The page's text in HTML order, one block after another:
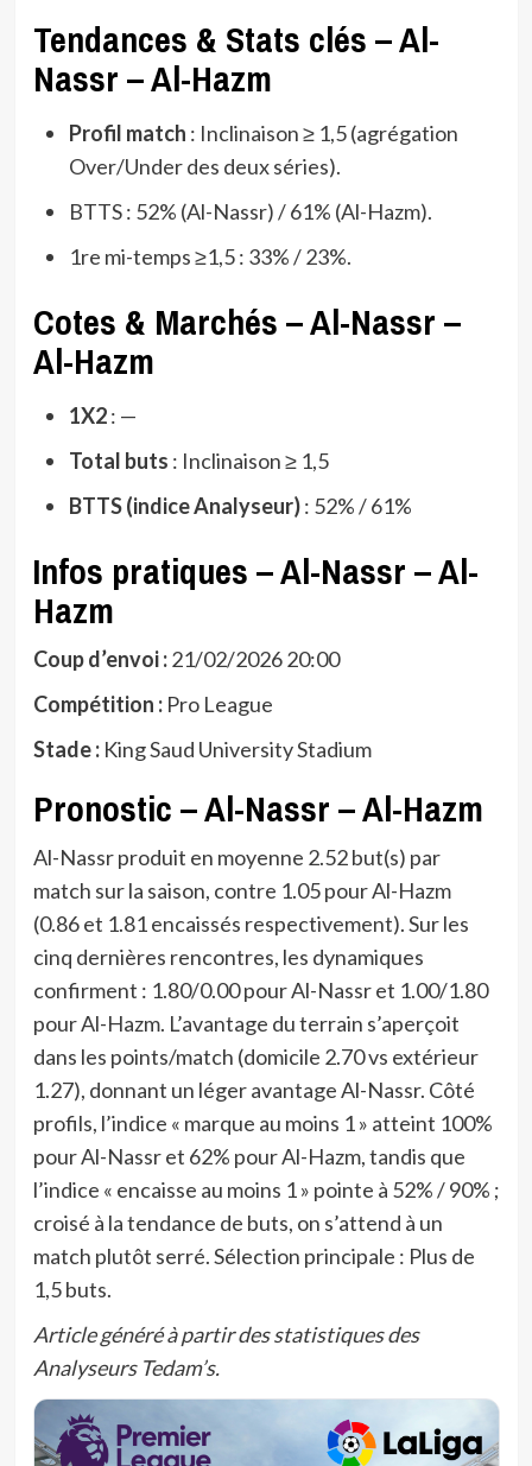
Tendances & Stats clés – Al-
Nassr – Al-Hazm
Profil match : Inclinaison ≥ 1,5 (agrégation
Over/Under des deux séries).
BTTS : 52% (Al-Nassr) / 61% (Al-Hazm).
1re mi-temps ≥1,5 : 33% / 23%.
Cotes & Marchés – Al-Nassr –
Al-Hazm
1X2: —
Total buts : Inclinaison ≥ 1,5
BTTS (indice Analyseur): 52% / 61%
Infos pratiques – Al-Nassr – Al-
Hazm
Coup d’envoi :21/02/2026 20:00
Compétition :Pro League
Stade :King Saud University Stadium
Pronostic – Al-Nassr – Al-Hazm
Al-Nassr produit en moyenne 2.52 but(s) par
match sur la saison, contre 1.05 pour Al-Hazm
(0.86 et 1.81 encaissés respectivement). Sur les
cinq dernières rencontres, les dynamiques
confirment : 1.80/0.00 pour Al-Nassr et 1.00/1.80
pour Al-Hazm. L’avantage du terrain s’aperçoit
dans les points/match (domicile 2.70 vs extérieur
1.27), donnant un léger avantage Al-Nassr. Côté
profils, l’indice « marque au moins 1 » atteint 100%
pour Al-Nassr et 62% pour Al-Hazm, tandis que
l’indice « encaisse au moins 1 » pointe à 52% / 90% ;
croisé à la tendance de buts, on s’attend à un
match plutôt serré. Sélection principale : Plus de
1,5 buts.
Article généré à partir des statistiques des
Analyseurs Tedam’s.